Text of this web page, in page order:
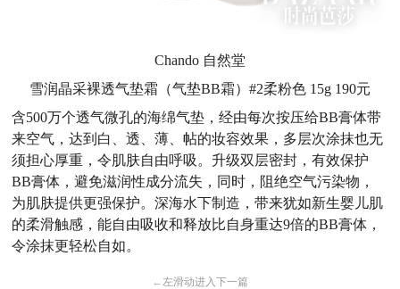
Chando 自然堂
雪润晶采裸透气垫霜（气垫BB霜） #2柔粉色 15g 190元
含500万个透气微孔的海绵气垫，经由每次按压给BB膏体带
来空气，达到白、透、薄、帖的妆容效果，多层次涂抹也无
须担心厚重，令肌肤自由呼吸。 升级双层密封，有效保护
BB膏体，避免滋润性成分流失，同时，阻绝空气污染物，
为肌肤提供更强保护。深海水下制造，带来犹如新生婴儿肌
的柔滑触感，能自由吸收和释放比自身重达9倍的BB膏体，
令涂抹更轻松自如。
←左滑动进入下一篇